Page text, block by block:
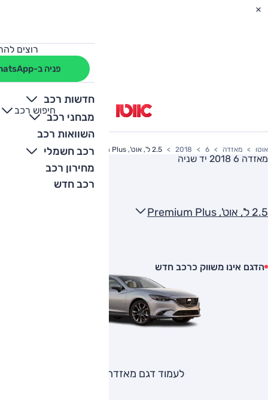
רוצים
פניה ב-WhatsApp
חדשות רכב
מבחני רכב
השוואות רכב
רכב חשמלי
מחירון רכב
רכב חדש
חיפוש רכב
+
-
אוטו מאזדה 6
2018 2.5 ל', אוט', Premium Plus
מאזדה 6 2018 יד שניה
2.5 ל', אוט', Premium Plus
הדגם אינו משווק כרכב חדש
לעמוד דגם מאזדה 6